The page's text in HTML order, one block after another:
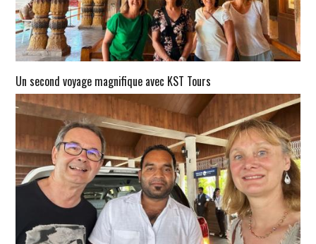
Un second voyage magnifique avec KST Tours